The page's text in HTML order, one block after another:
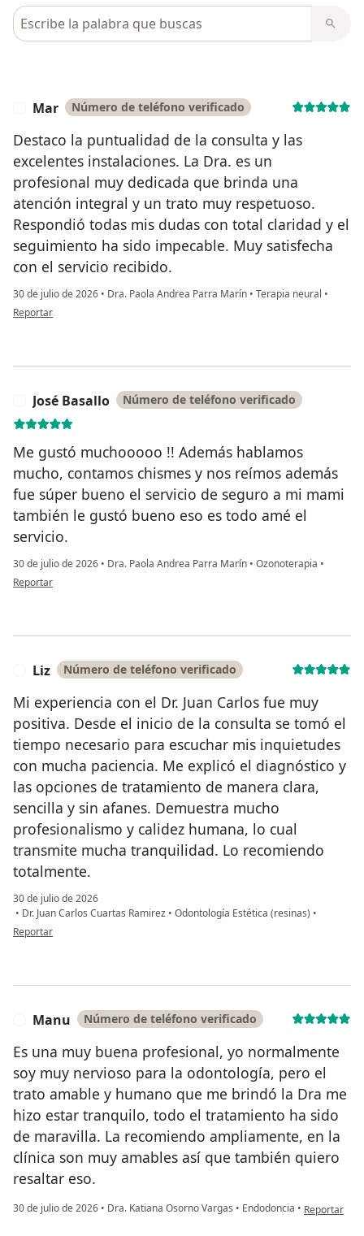
Busca en opiniones
Mar Número de teléfono verificado
Destaco la puntualidad de la consulta y las
excelentes instalaciones. La Dra. es un
profesional muy dedicada que brinda una
atención integral y un trato muy respetuoso.
Respondió todas mis dudas con total claridad y el
seguimiento ha sido impecable. Muy satisfecha
con el servicio recibido.
30 de julio de 2026 • Dra. Paola Andrea Parra Marín • Terapia neural •
en opinión del usuario Mar
Reportar
José Basallo Número de teléfono verificado
Me gustó muchooooo !! Además hablamos
mucho, contamos chismes y nos reímos además
fue súper bueno el servicio de seguro a mi mami
también le gustó bueno eso es todo amé el
servicio.
30 de julio de 2026 • Dra. Paola Andrea Parra Marín • Ozonoterapia •
en opinión del usuario José Basallo
Reportar
Liz Número de teléfono verificado
Mi experiencia con el Dr. Juan Carlos fue muy
positiva. Desde el inicio de la consulta se tomó el
tiempo necesario para escuchar mis inquietudes
con mucha paciencia. Me explicó el diagnóstico y
las opciones de tratamiento de manera clara,
sencilla y sin afanes. Demuestra mucho
profesionalismo y calidez humana, lo cual
transmite mucha tranquilidad. Lo recomiendo
totalmente.
30 de julio de 2026
• Dr. Juan Carlos Cuartas Ramirez • Odontología Estética (resinas) •
en opinión del usuario Liz
Reportar
Manu Número de teléfono verificado
Es una muy buena profesional, yo normalmente
soy muy nervioso para la odontología, pero el
trato amable y humano que me brindó la Dra me
hizo estar tranquilo, todo el tratamiento ha sido
de maravilla. La recomiendo ampliamente, en la
clínica son muy amables así que también quiero
resaltar eso.
30 de julio de 2026 • Dra. Katiana Osorno Vargas • Endodoncia • en opinión
Reportar